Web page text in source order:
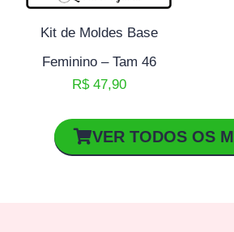
Kit de Moldes Base
Feminino – Tam 46
R$47,90
VER TODOS OS